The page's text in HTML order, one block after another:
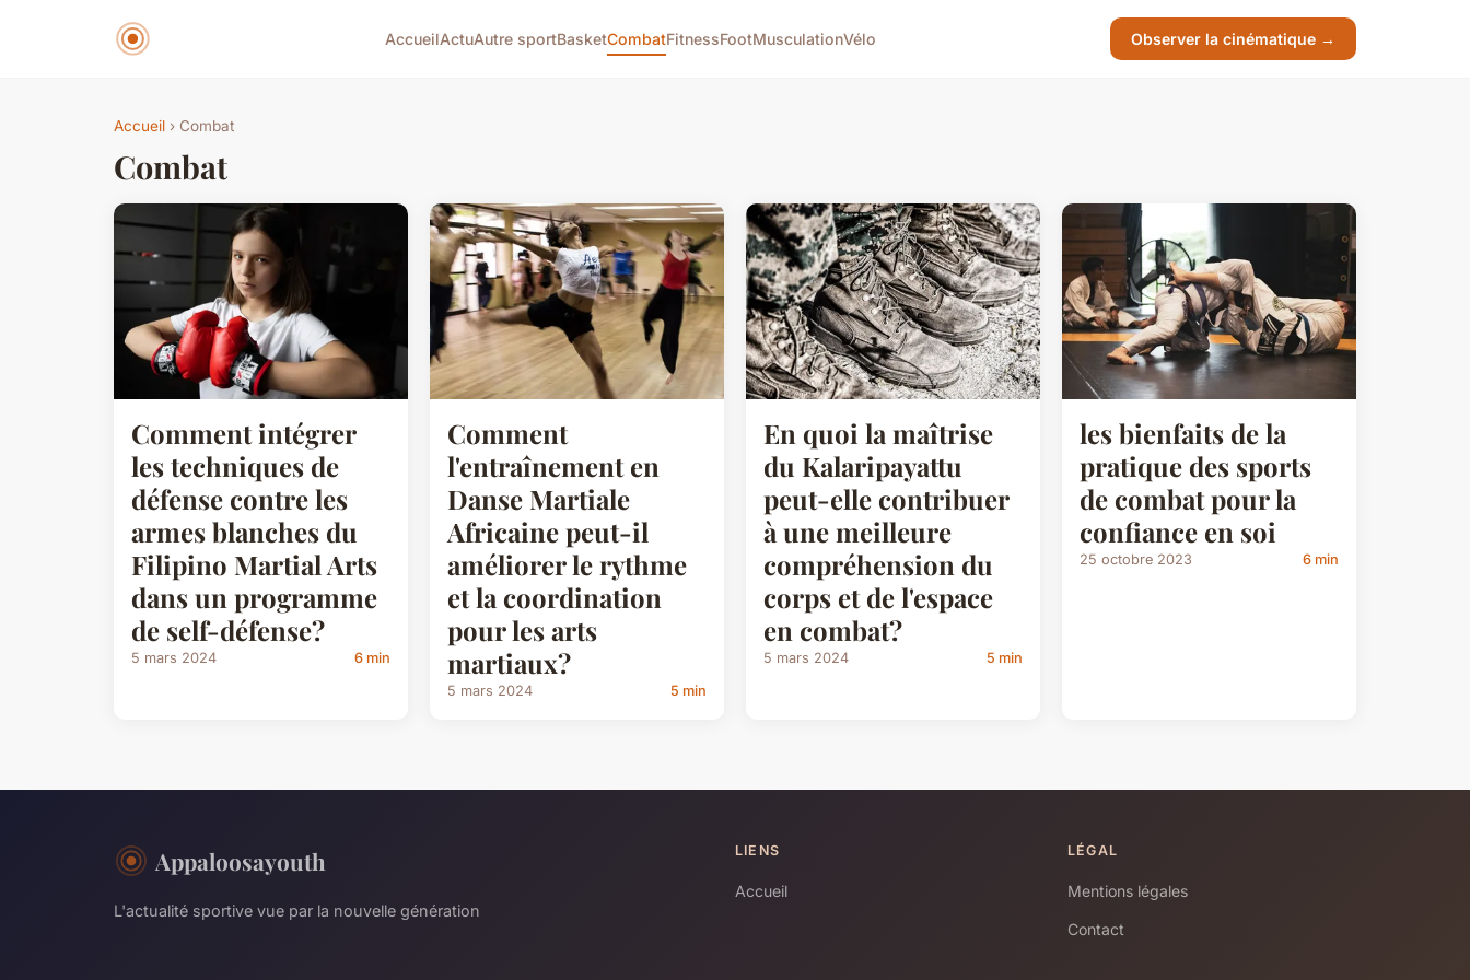
AccueilActuAutre sportBasketCombatFitnessFootMusculationVélo Observer la cinématique →
Accueil › Combat
Combat
Comment intégrer
les techniques de
défense contre les
armes blanches du
Filipino Martial Arts
dans un programme
de self-défense?
5 mars 2024 6 min
Comment
l'entraînement en
Danse Martiale
Africaine peut-il
améliorer le rythme
et la coordination
pour les arts
martiaux?
5 mars 2024 5 min
En quoi la maîtrise
du Kalaripayattu
peut-elle contribuer
à une meilleure
compréhension du
corps et de l'espace
en combat?
5 mars 2024 5 min
les bienfaits de la
pratique des sports
de combat pour la
confiance en soi
25 octobre 2023 6 min
Appaloosayouth
L'actualité sportive vue par la nouvelle génération
LIENS
Accueil
LÉGAL
Mentions légales
Contact